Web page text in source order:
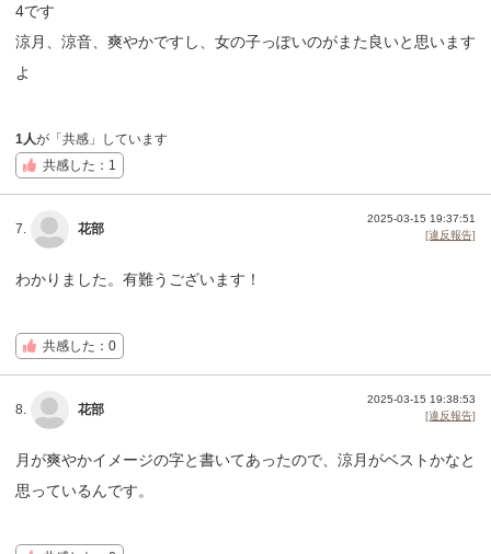
4です
涼月、涼音、爽やかですし、女の子っぽいのがまた良いと思います
よ
1人が「共感」しています
共感した：1
7. 花部
2025-03-15 19:37:51
[違反報告]
わかりました。有難うございます！
共感した：0
8. 花部
2025-03-15 19:38:53
[違反報告]
月が爽やかイメージの字と書いてあったので、涼月がベストかなと
思っているんです。